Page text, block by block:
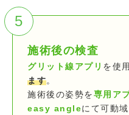
5
施術後の検査
グリット線アプリ を使
ます。
施術後の姿勢を専用ア
easy angleにて可動